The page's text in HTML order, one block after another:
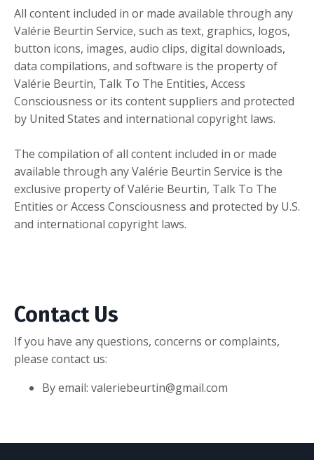
All content included in or made available through any
Valérie Beurtin Service, such as text, graphics, logos,
button icons, images, audio clips, digital downloads,
data compilations, and software is the property of
Valérie Beurtin, Talk To The Entities, Access
Consciousness or its content suppliers and protected
by United States and international copyright laws.
The compilation of all content included in or made
available through any Valérie Beurtin Service is the
exclusive property of Valérie Beurtin, Talk To The
Entities or Access Consciousness and protected by U.S.
and international copyright laws.
Contact Us
If you have any questions, concerns or complaints,
please contact us:
By email: valeriebeurtin@gmail.com